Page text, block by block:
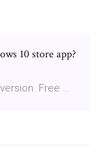
10 store app?
Free …